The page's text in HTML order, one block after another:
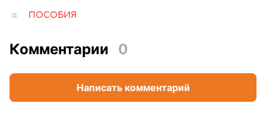
ПОСОБИЯ
Комментарии 0
Написать комментарий